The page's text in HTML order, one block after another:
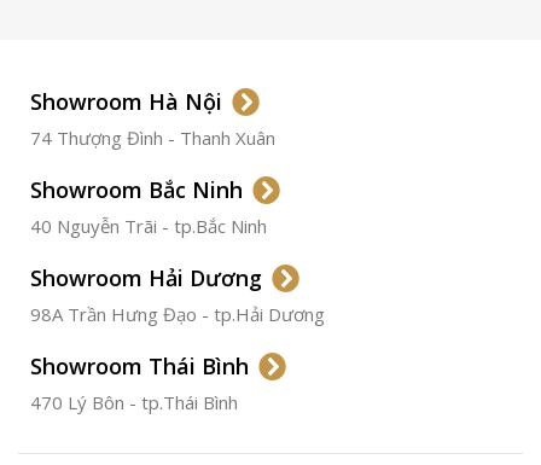
CHỐNG NƯỚC
Showroom Hà Nội
74 Thượng Đình - Thanh Xuân
Showroom Bắc Ninh
40 Nguyễn Trãi - tp.Bắc Ninh
Showroom Hải Dương
98A Trần Hưng Đạo - tp.Hải Dương
Showroom Thái Bình
470 Lý Bôn - tp.Thái Bình